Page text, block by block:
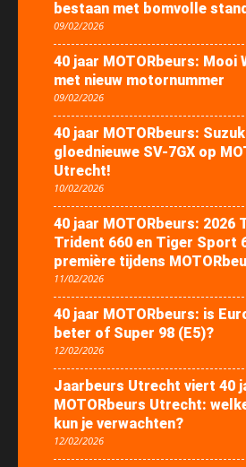
bestaan met bomvolle
09/02/2026
40 jaar MOTORbeurs: Mooi
met nieuw motornummer
09/02/2026
40 jaar MOTORbeurs:
gloednieuwe SV-7GX op
Utrecht!
10/02/2026
40 jaar MOTORbeurs: 2026
Trident 660 en Tiger Sport
première tijdens
11/02/2026
40 jaar MOTORbeurs: is
beter of Super 98 (E5)?
12/02/2026
Jaarbeurs Utrecht viert 40
MOTORbeurs Utrecht:
kun je verwachten?
12/02/2026